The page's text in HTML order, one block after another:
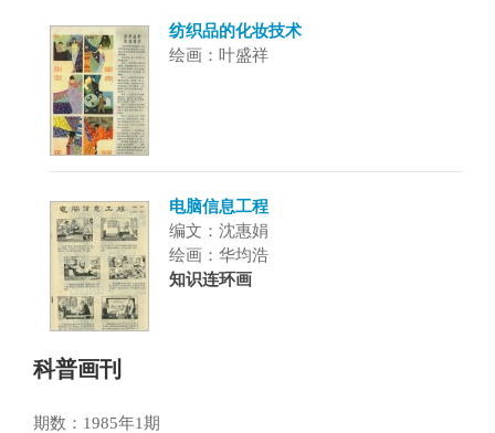
纺织品的化妆技术
绘画：叶盛祥
电脑信息工程
编文：沈惠娟
绘画：华均浩
知识连环画
科普画刊
期数：1985年1期